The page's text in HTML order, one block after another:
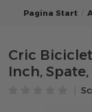
Pagina Start
Cric
Inch,